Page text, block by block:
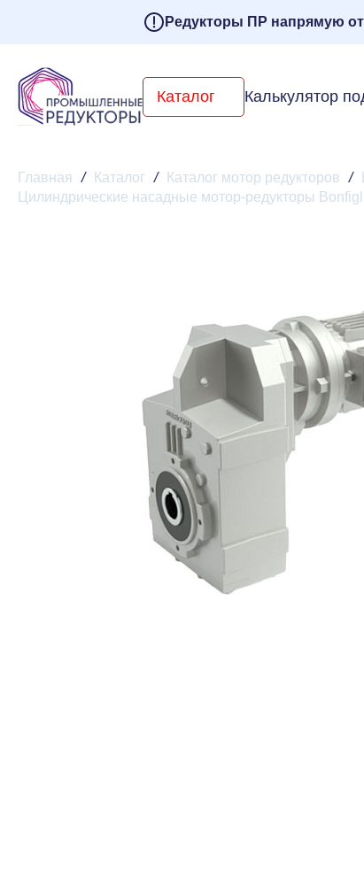
Редукторы ПР напрямую
Каталог Калькулятор
Главная / Каталог / Каталог мотор редукторов /
Цилиндрические насадные мотор-редукторы